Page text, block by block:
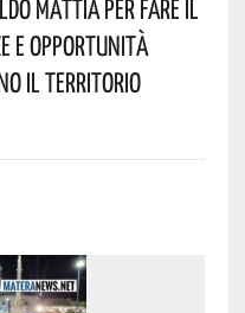
Mattia Per Fare Il
E Opportunità
Il Territorio